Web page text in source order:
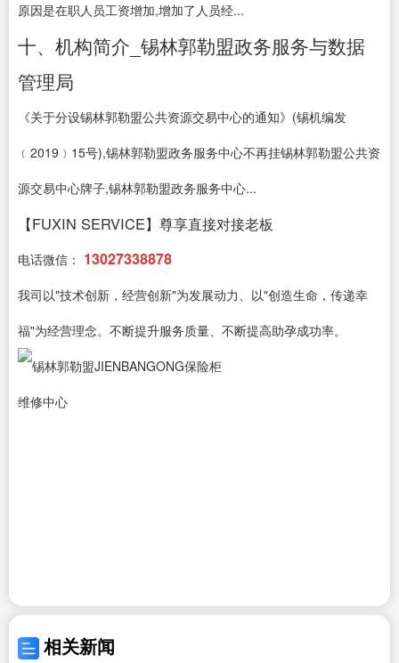
原因是在职人员工资增加,增加了人员经...
十、机构简介_锡林郭勒盟政务服务与数据
管理局
《关于分设锡林郭勒盟公共资源交易中心的通知》(锡机编发
﹝2019﹞15号),锡林郭勒盟政务服务中心不再挂锡林郭勒盟公共资
源交易中心牌子,锡林郭勒盟政务服务中心...
【FUXIN SERVICE】尊享直接对接老板
电话微信： 13027338878
我司以"技术创新，经营创新"为发展动力、以"创造生命，传递幸
福"为经营理念。不断提升服务质量、不断提高助孕成功率。
相关新闻